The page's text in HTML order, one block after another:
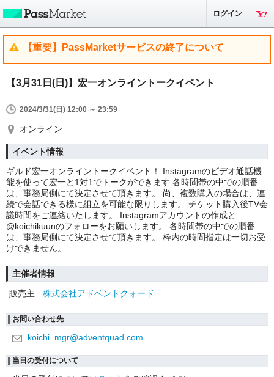
ログイン
【重要】PassMarketサービスの終了について
【3月31日(日)】宏一オンライントークイベント
2024/3/31(日) 12:00 ～ 23:59
オンライン
イベント情報
ギルド宏一オンライントークイベント！ Instagramのビデオ通話機
能を使って宏一と1対1でトークができます 各時間帯の中での順番
は、事務局側にて決定させて頂きます。 尚、複数購入の場合は、連
続で会話できる様に組立を可能な限りします。 チケット購入後TV会
議時間をご連絡いたします。 Instagramアカウントの作成と
@koichikuunのフォローをお願いします。 各時間帯の中での順番
は、事務局側にて決定させて頂きます。 枠内の時間指定は一切お受
けできません。
主催者情報
販売主
株式会社アドベントクォード
お問い合わせ先
koichi_mgr@adventquad.com
当日の受付について